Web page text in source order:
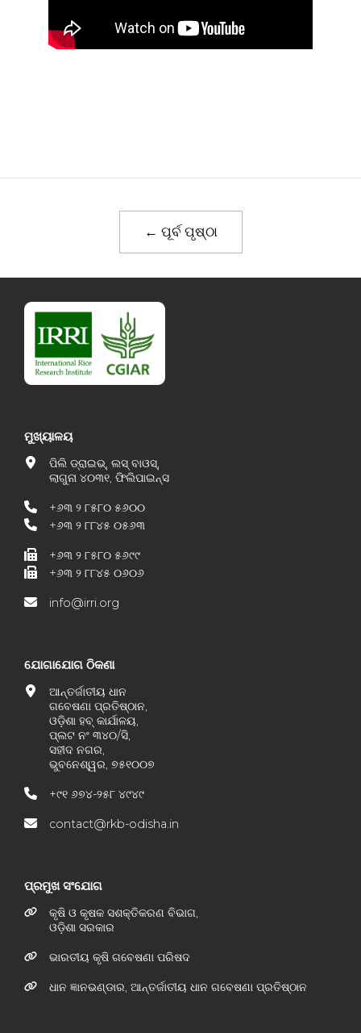
← ପୂର୍ବ ପୃଷ୍ଠା
ମୁଖ୍ୟାଳୟ
ପିଲି ଡ୍ରାଇଭ୍, ଲସ୍ ବାଓସ୍,
ଲାଗୁନା ୪୦୩୧, ଫିଲିପାଇନ୍ସ
+୬୩ ୨ ୮୫୮୦ ୫୬୦୦
+୬୩ ୨ ୮୮୪୫ ୦୫୬୩
+୬୩ ୨ ୮୫୮୦ ୫୬୯୯
+୬୩ ୨ ୮୮୪୫ ୦୬୦୬
info@irri.org
ଯୋଗାଯୋଗ ଠିକଣା
ଆନ୍ତର୍ଜାତୀୟ ଧାନ
ଗବେଷଣା ପ୍ରତିଷ୍ଠାନ,
ଓଡ଼ିଶା ହବ୍ କାର୍ଯାଳୟ,
ପ୍ଲଟ ନଂ ୩୪୦/ସି,
ସହୀଦ ନଗର,
ଭୁବନେଶ୍ୱର, ୭୫୧୦୦୭
+୯୧ ୬୭୪-୨୫୮ ୪୯୪୯
contact@rkb-odisha.in
ପ୍ରମୁଖ ସଂଯୋଗ
କୃଷି ଓ କୃଷକ ସଶକ୍ତିକରଣ ବିଭାଗ,
ଓଡ଼ିଶା ସରକାର
ଭାରତୀୟ କୃଷି ଗବେଷଣା ପରିଷଦ
ଧାନ ଜ୍ଞାନଭଣ୍ଡାର, ଆନ୍ତର୍ଜାତୀୟ ଧାନ ଗବେଷଣା ପ୍ରତିଷ୍ଠାନ